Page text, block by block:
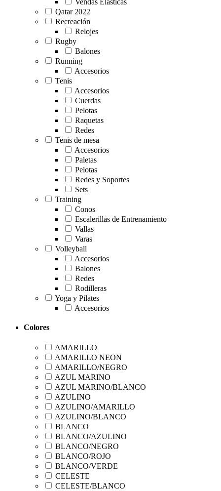
Qatar 2022
Recreación
Relojes
Rugby
Balones
Running
Accesorios
Tenis
Accesorios
Cuerdas
Pelotas
Raquetas
Redes
Tenis de mesa
Accesorios
Paletas
Pelotas
Redes y Soportes
Sets
Training
Conos
Escalerillas de Entrenamiento
Vallas
Varas
Volleyball
Accesorios
Balones
Redes
Rodilleras
Yoga y Pilates
Accesorios
Colores
AMARILLO
AMARILLO NEON
AMARILLO/NEGRO
AZUL MARINO
AZUL MARINO/BLANCO
AZULINO
AZULINO/AMARILLO
AZULINO/BLANCO
BLANCO
BLANCO/AZULINO
BLANCO/NEGRO
BLANCO/ROJO
BLANCO/VERDE
CELESTE
CELESTE/BLANCO